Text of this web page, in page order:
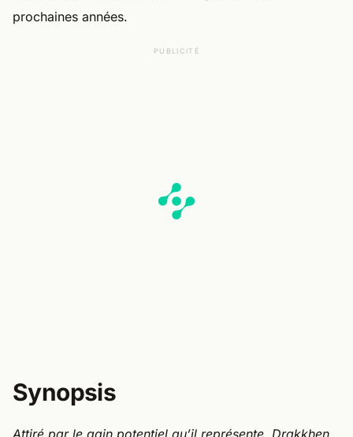
prochaines années.
PUBLICITÉ
Synopsis
Attiré par le gain potentiel qu’il représente, Drakkhen